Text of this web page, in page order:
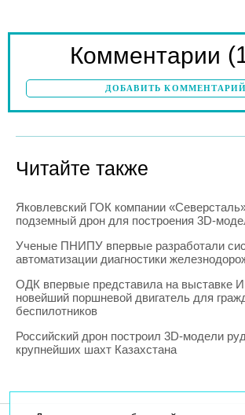
Комментарии
ДОБАВИТЬ КОММЕНТАРИЙ
Читайте также
Яковлевский ГОК компании
подземный дрон для построения 3D-
Ученые ПНИПУ впервые разработали
автоматизации диагностики
ОДК впервые представила на
новейший поршневой двигатель для
беспилотников
Российский дрон построил 3D-модели
крупнейших шахт Казахстана